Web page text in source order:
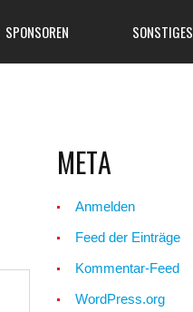
SPONSOREN SONSTIGES
META
Anmelden
Feed der Einträge
Kommentar-Feed
WordPress.org